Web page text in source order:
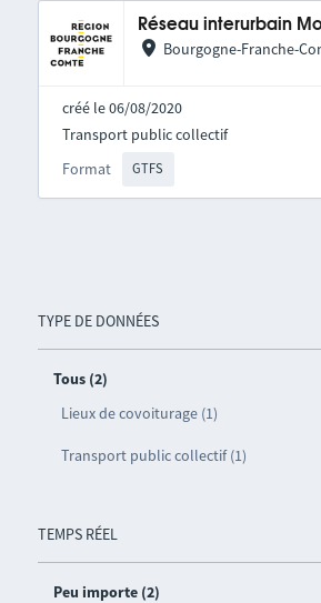
TYPE DE DONNÉES
Tous (2)
Lieux de covoiturage (1)
Transport public collectif (1)
TEMPS RÉEL
Peu importe (2)
Réseau interurbain
Bourgogne-Franche-
créé le 06/08/2020
Format GTFS
Transport public collectif